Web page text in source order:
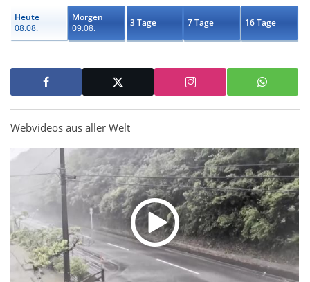
Heute
08.08.
Morgen
09.08.
3 Tage 7 Tage 16 Tage
Webvideos aus aller Welt